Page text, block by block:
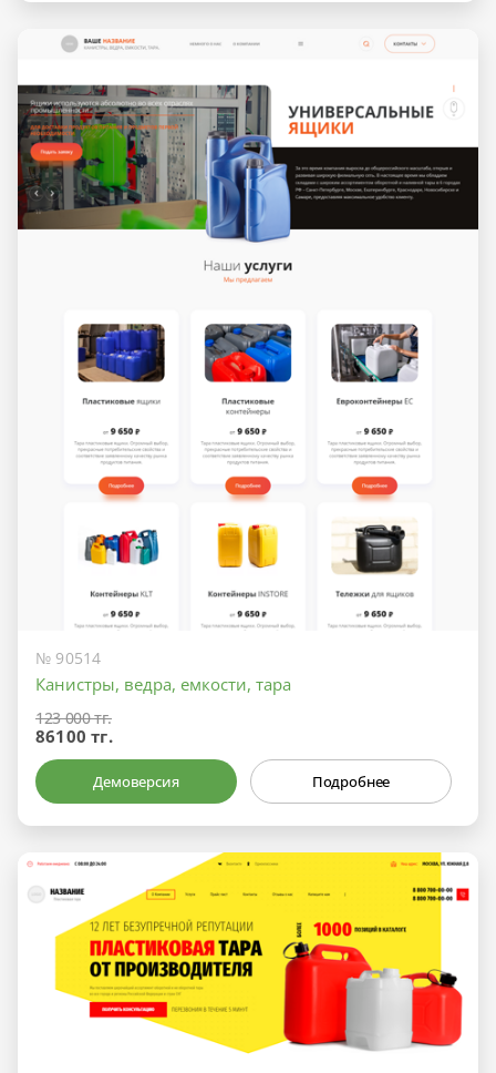
№ 90514
Канистры, ведра, емкости, тара
123 000 тг.
86100 тг.
Демоверсия Подробнее